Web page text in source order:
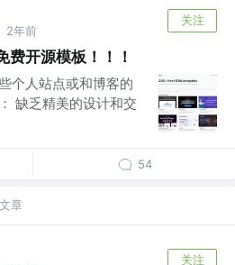
2年前
关注
开源模板！！！
个人站点或和博客的
缺乏精美的设计和交
54
章
关注